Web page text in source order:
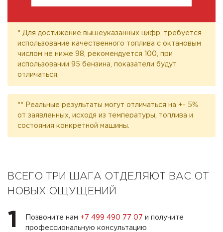
* Для достижение вышеуказанных цифр, требуется
использование качественного топлива с октановым
числом не ниже 98, рекомендуется 100, при
использовании 95 бензина, показатели будут
отличаться.
** Реальные результаты могут отличаться на +- 5%
от заявленных, исходя из температуры, топлива и
состояния конкретной машины.
ВСЕГО ТРИ ШАГА ОТДЕЛЯЮТ ВАС ОТ
НОВЫХ ОЩУЩЕНИЙ
1 Позвоните нам +7 499 490 77 07 и получите
профессиональную консультацию